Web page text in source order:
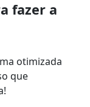
fazer a
otimizada
que